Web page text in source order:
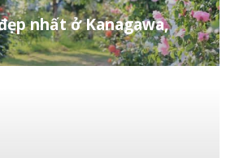
nhất ở Kanagawa,